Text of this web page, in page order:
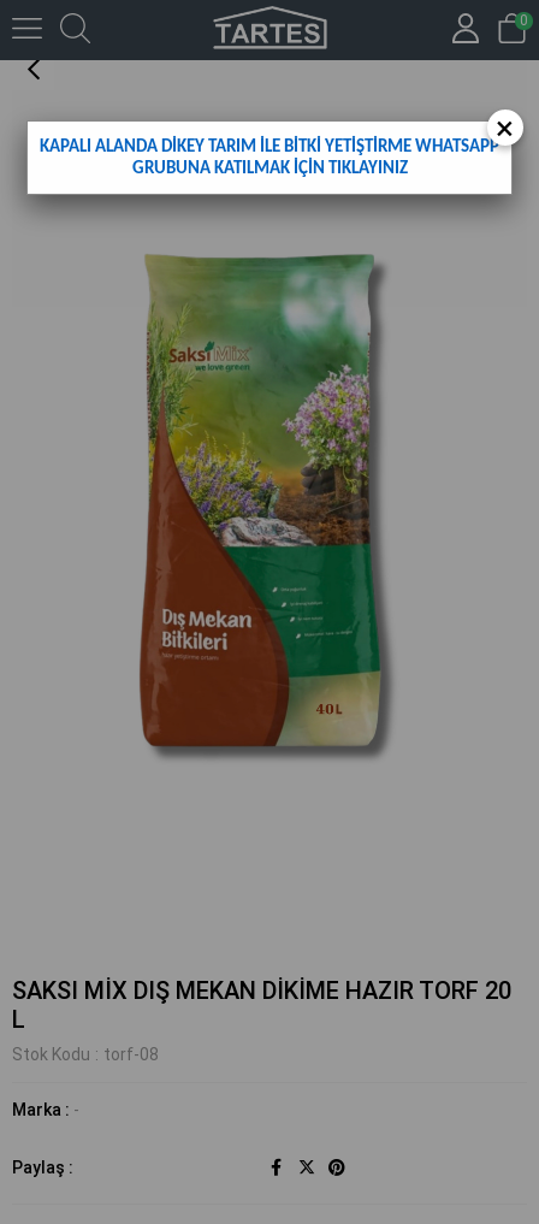
0
SAKSI MİX DIŞ MEKAN DİKİME HAZIR TORF 20 L
SAKSI MİX DIŞ MEKAN DİKİME HAZIR TORF 20
L
Stok Kodu torf-08
Marka : -
Paylaş :
×
KAPALI ALANDA DİKEY TARIM İLE BİTKİ YETİŞTİRME WHATSAPP
GRUBUNA KATILMAK İÇİN TIKLAYINIZ